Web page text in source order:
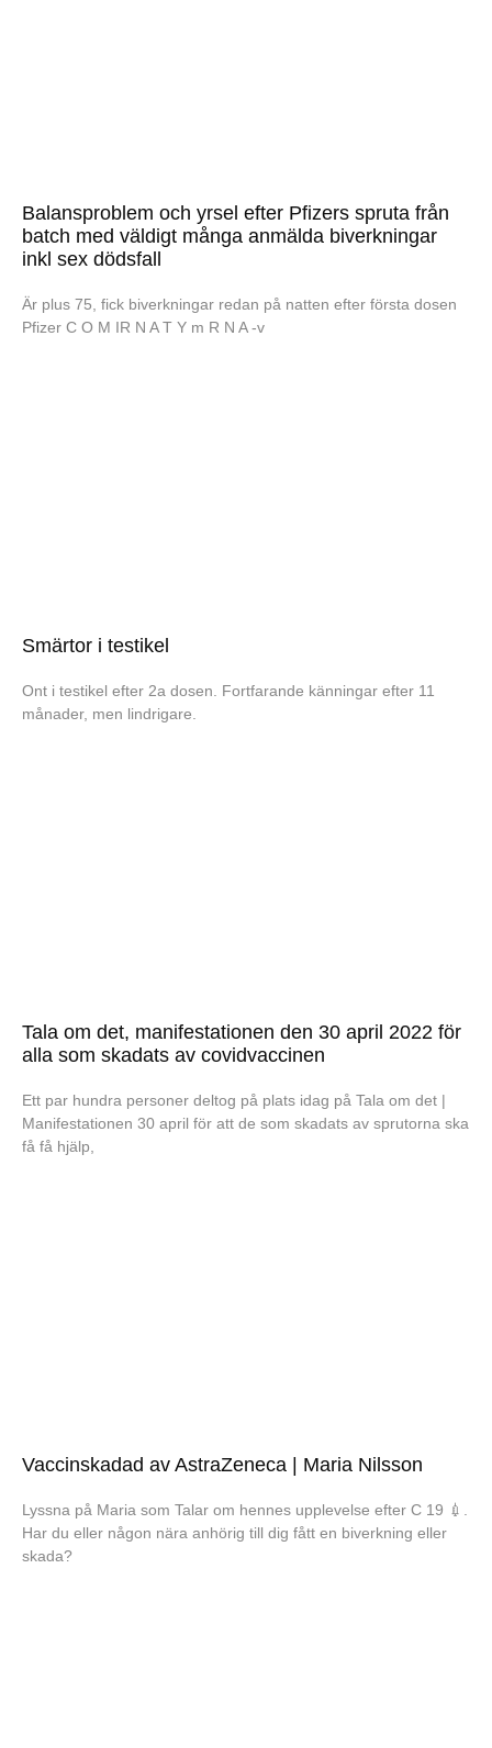
Balansproblem och yrsel efter Pfizers spruta från
batch med väldigt många anmälda biverkningar
inkl sex dödsfall
Är plus 75, fick biverkningar redan på natten efter första dosen
Pfizer C O M IR N A T Y m R N A -v
Smärtor i testikel
Ont i testikel efter 2a dosen. Fortfarande känningar efter 11
månader, men lindrigare.
Tala om det, manifestationen den 30 april 2022 för
alla som skadats av covidvaccinen
Ett par hundra personer deltog på plats idag på Tala om det |
Manifestationen 30 april för att de som skadats av sprutorna ska
få få hjälp,
Vaccinskadad av AstraZeneca | Maria Nilsson
Lyssna på Maria som Talar om hennes upplevelse efter C 19 💉.
Har du eller någon nära anhörig till dig fått en biverkning eller
skada?